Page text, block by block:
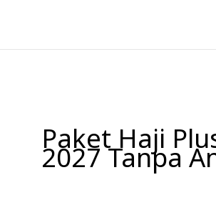
konten
Paket Haji
2027 Tanpa